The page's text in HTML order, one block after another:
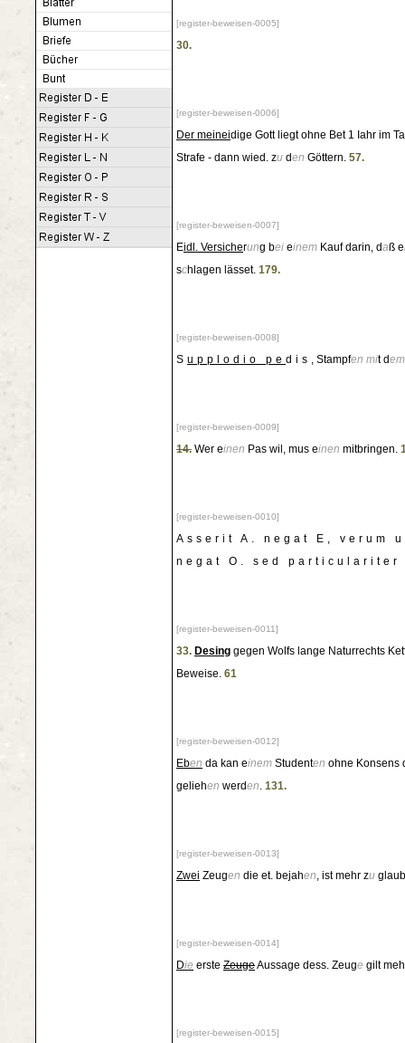
[register-beweisen-0005]
30.
[register-beweisen-0006]
Der meineidige Gott liegt ohne Bet 1 Iahr im
Strafe - dann wied. zu den Göttern. 57.
[register-beweisen-0007]
Eidl. Versicherung bei einem Kauf darin, daß e
schlagen lässet. 179.
[register-beweisen-0008]
S upplodio pe dis , Stampfen mit dem
[register-beweisen-0009]
14. Wer einen Pas wil, mus einen mitbringen.
[register-beweisen-0010]
Asserit A. negat E, verum
negat O. sed particulariter
[register-beweisen-0011]
33. Desing gegen Wolfs lange Naturrechts
Beweise. 61
[register-beweisen-0012]
Eben da kan einem Studenten ohne Konsens
geliehen werden. 131.
[register-beweisen-0013]
Zwei Zeugen die et. bejahen, ist mehr zu glaub
[register-beweisen-0014]
Die erste ZeugeAussage dess. Zeuge gilt
[register-beweisen-0015]